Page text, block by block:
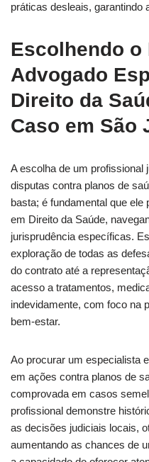
práticas desleais, garantindo
Escolhendo o
Advogado
Direito da
Caso em São
A escolha de um profissional
disputas contra planos de
basta; é fundamental que
em Direito da Saúde,
jurisprudência específicas.
exploração de todas as
do contrato até a
acesso a tratamentos,
indevidamente, com foco na
bem-estar.
Ao procurar um especialista
em ações contra planos de
comprovada em casos
profissional demonstre
as decisões judiciais locais,
aumentando as chances de